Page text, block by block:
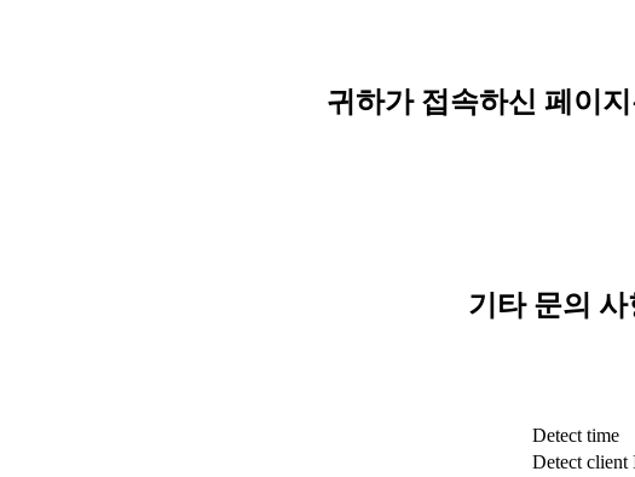
귀하가 접속하신 페이
기타 문의
Detect time
Detect client